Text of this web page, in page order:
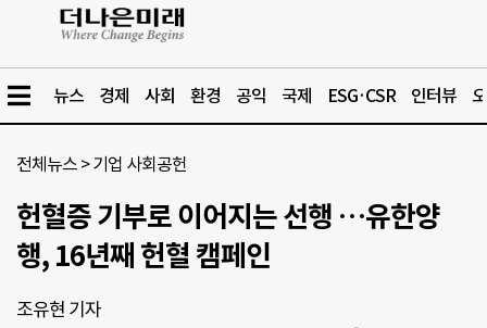
뉴스 경제 사회 환경 공익 국제 ESG·CSR 인터뷰
전체뉴스 >기업 사회공헌
헌혈증 기부로 이어지는 선행 …유한양
행, 16년째 헌혈 캠페인
조유현 기자